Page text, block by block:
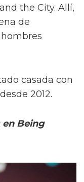
the City. Allí,
de
casada con
2012.
en Being